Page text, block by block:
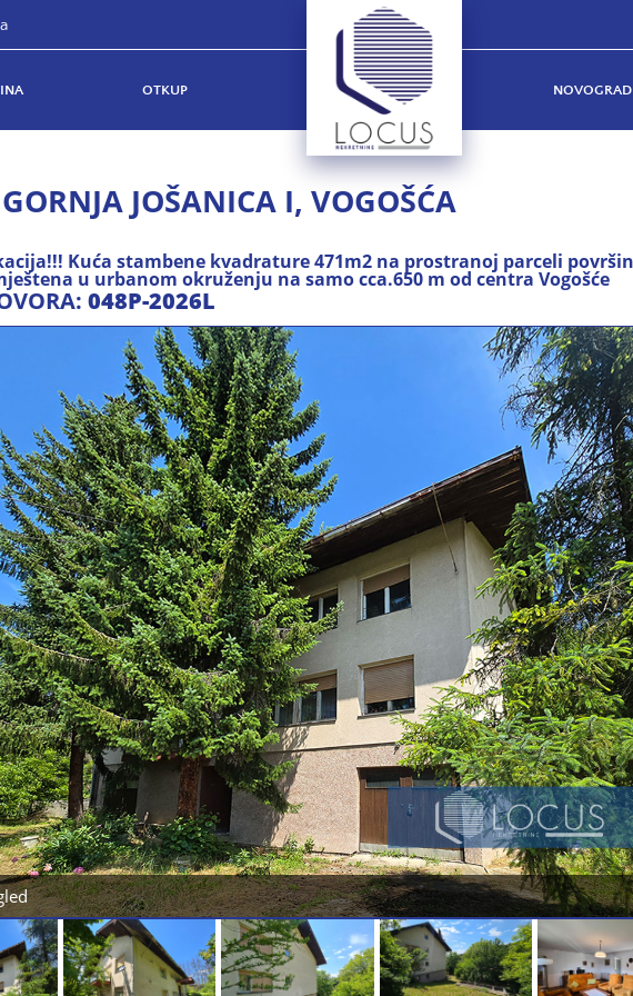
OTKUP
JOŠANICA I, VOGOŠĆA
Kuća stambene kvadrature 471m2 na prostranoj parceli
u urbanom okruženju na samo cca.650 m od centra Vogošće
048P-2026L
izgled